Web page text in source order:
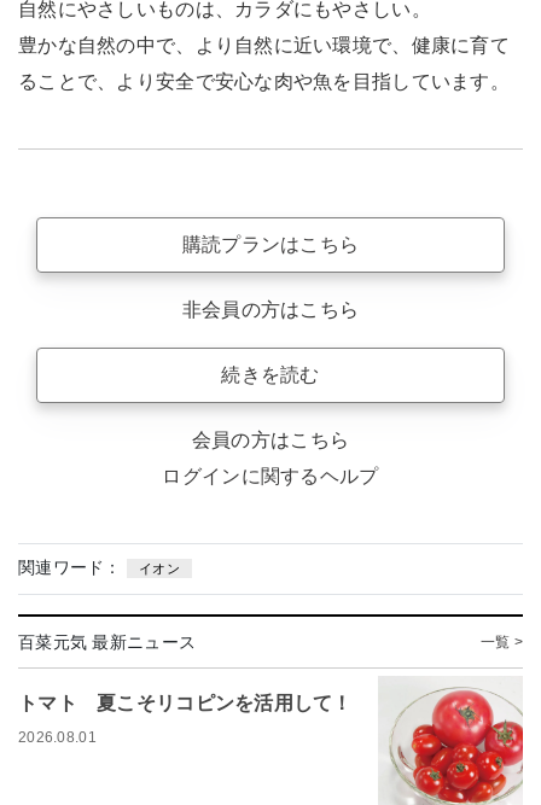
自然にやさしいものは、カラダにもやさしい。
豊かな自然の中で、より自然に近い環境で、健康に育て
ることで、より安全で安心な肉や魚を目指しています。
購読プランはこちら
非会員の方はこちら
続きを読む
会員の方はこちら
ログインに関するヘルプ
関連ワード： イオン
百菜元気 最新ニュース 一覧 >
トマト 夏こそリコピンを活用して！
2026.08.01